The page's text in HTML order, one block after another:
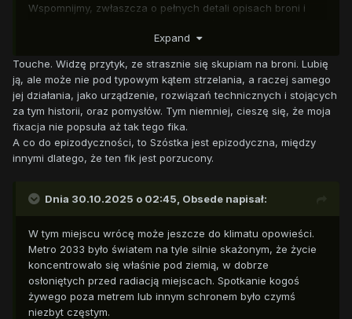
Wspomnijmy, zwłaszcza o pełnych detali opisach broni i
się głównie na tym. I co ciekawe, nie nudzą! Byłem
(podejrzewam, że nie tylko z książek i filmików na YT), ale z
olbrzymim zainteresowaniem śledziłem jak jeden z
bohaterów przez kilkanaście stron wybiera dla siebie
karabin na misję. I bynajmniej, nie brzmi to jak technobełkot.
Autor perfekcyjnie wykorzystał okazję, by przez pryzmat
uzbrojenia pokazać warunki życia w zniszczonej wojną
atomową Equestrii.
Expand
Touche. Widzę przytyk, ze strasznie się skupiam na broni. Lubię
ją, ale może nie pod typowym kątem strzelania, a raczej samego
jej działania, jako urządzenie, rozwiązań technicznych i stojących
za tym historii, oraz pomysłów. Tym niemniej, cieszę się, że moja
fixacja nie popsuła aż tak tego fika.
A co do epizodyczności, to Szóstka jest epizodyczna, między
innymi dlatego, że ten fik jest porzucony.
Dnia 30.10.2025 o 02:45, Obsede napisał:
W tym miejscu wrócę może jeszcze do klimatu opowieści.
Metro 2033 było światem na tyle silnie skażonym, że życie
koncentrowało się właśnie pod ziemią, w dobrze
osłoniętych przed radiacją miejscach. Spotkanie kogoś
żywego poza metrem lub innym schronem było czymś
niezbyt częstym.